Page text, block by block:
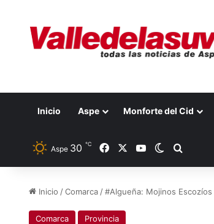
Inicio Aspe Monforte del Cid
Aspe 30 ℃ FacebookYouTubeSwitch skin
Inicio /Comarca /#Algueña: Mojinos
Comarca Provincia